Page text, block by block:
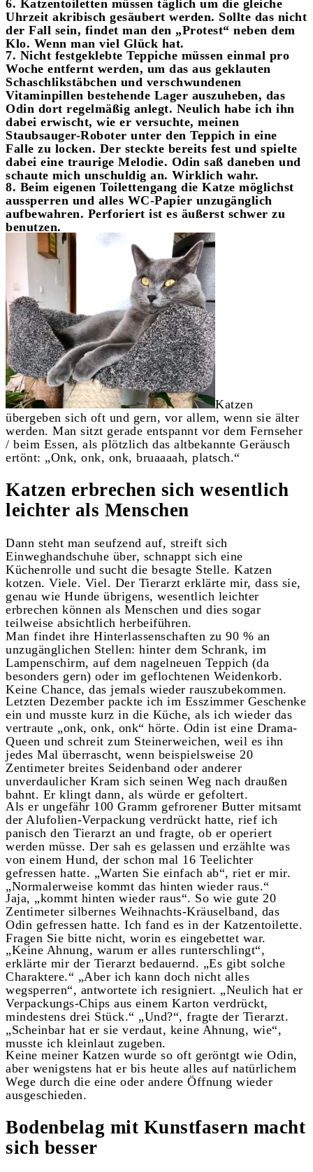
6. Katzentoiletten müssen täglich um die gleiche
Uhrzeit akribisch gesäubert werden. Sollte das nicht
der Fall sein, findet man den „Protest“ neben dem
Klo. Wenn man viel Glück hat.
7. Nicht festgeklebte Teppiche müssen einmal pro
Woche entfernt werden, um das aus geklauten
Schaschlikstäbchen und verschwundenen
Vitaminpillen bestehende Lager auszuheben, das
Odin dort regelmäßig anlegt. Neulich habe ich ihn
dabei erwischt, wie er versuchte, meinen
Staubsauger-Roboter unter den Teppich in eine
Falle zu locken. Der steckte bereits fest und spielte
dabei eine traurige Melodie. Odin saß daneben und
schaute mich unschuldig an. Wirklich wahr.
8. Beim eigenen Toilettengang die Katze möglichst
aussperren und alles WC-Papier unzugänglich
aufbewahren. Perforiert ist es äußerst schwer zu
benutzen.
Katzen
übergeben sich oft und gern, vor allem, wenn sie älter
werden. Man sitzt gerade entspannt vor dem Fernseher
/ beim Essen, als plötzlich das altbekannte Geräusch
ertönt: „Onk, onk, onk, bruaaaah, platsch.“
Katzen erbrechen sich wesentlich
leichter als Menschen
Dann steht man seufzend auf, streift sich
Einweghandschuhe über, schnappt sich eine
Küchenrolle und sucht die besagte Stelle. Katzen
kotzen. Viele. Viel. Der Tierarzt erklärte mir, dass sie,
genau wie Hunde übrigens, wesentlich leichter
erbrechen können als Menschen und dies sogar
teilweise absichtlich herbeiführen.
Man findet ihre Hinterlassenschaften zu 90 % an
unzugänglichen Stellen: hinter dem Schrank, im
Lampenschirm, auf dem nagelneuen Teppich (da
besonders gern) oder im geflochtenen Weidenkorb.
Keine Chance, das jemals wieder rauszubekommen.
Letzten Dezember packte ich im Esszimmer Geschenke
ein und musste kurz in die Küche, als ich wieder das
vertraute „onk, onk, onk“ hörte. Odin ist eine Drama-
Queen und schreit zum Steinerweichen, weil es ihn
jedes Mal überrascht, wenn beispielsweise 20
Zentimeter breites Seidenband oder anderer
unverdaulicher Kram sich seinen Weg nach draußen
bahnt. Er klingt dann, als würde er gefoltert.
Als er ungefähr 100 Gramm gefrorener Butter mitsamt
der Alufolien-Verpackung verdrückt hatte, rief ich
panisch den Tierarzt an und fragte, ob er operiert
werden müsse. Der sah es gelassen und erzählte was
von einem Hund, der schon mal 16 Teelichter
gefressen hatte. „Warten Sie einfach ab“, riet er mir.
„Normalerweise kommt das hinten wieder raus.“
Jaja, „kommt hinten wieder raus“. So wie gute 20
Zentimeter silbernes Weihnachts-Kräuselband, das
Odin gefressen hatte. Ich fand es in der Katzentoilette.
Fragen Sie bitte nicht, worin es eingebettet war.
„Keine Ahnung, warum er alles runterschlingt“,
erklärte mir der Tierarzt bedauernd. „Es gibt solche
Charaktere.“ „Aber ich kann doch nicht alles
wegsperren“, antwortete ich resigniert. „Neulich hat er
Verpackungs-Chips aus einem Karton verdrückt,
mindestens drei Stück.“ „Und?“, fragte der Tierarzt.
„Scheinbar hat er sie verdaut, keine Ahnung, wie“,
musste ich kleinlaut zugeben.
Keine meiner Katzen wurde so oft geröntgt wie Odin,
aber wenigstens hat er bis heute alles auf natürlichem
Wege durch die eine oder andere Öffnung wieder
ausgeschieden.
Bodenbelag mit Kunstfasern macht
sich besser